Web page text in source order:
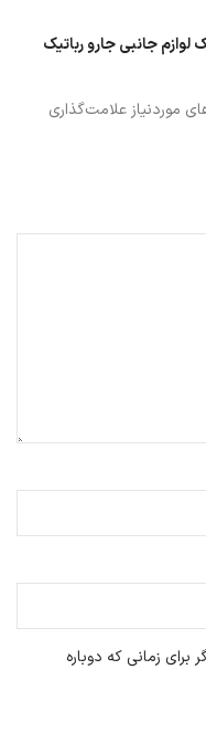
جانبی جارو رباتیک
موردنیاز علامت‌گذاری
زمانی که دوباره